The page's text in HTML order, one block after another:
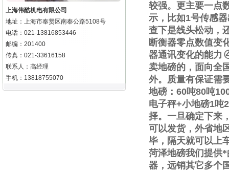
上海伟酷机电有限公司
地址：上海市奉贤区南奉公路5108号
电话：021-13816853446
邮编：201400
传真：021-33616158
联系人：高经理
手机：13818755070
较强。更主要一点
示，比如1号传感
查下是线头松动，
断衡器零点数值变
器通讯变化的能力
卖地磅的，面向全
外。质量有保证需
地磅： 60吨80吨
电子秤+小地磅1吨2
择。一旦确定下来
可以发货，外省地
毕，隔天就可以上
菏泽地磅我们提供
器，远销其它多个